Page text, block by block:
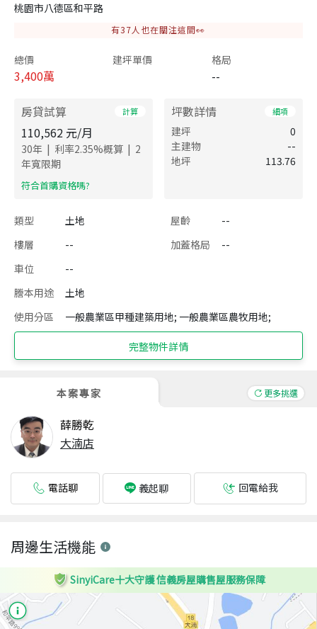
桃園市八德區和平路
有37人也在關注這間👀
總價
3,400萬
建坪單價 格局
--
房貸試算 計算
110,562 元/月
30年 | 利率2.35%概算 | 2
年寬限期
​符合首購資格嗎?
坪數詳情 細項
建坪
0
主建物
--
地坪
113.76
類型 土地 屋齡
--
樓層
-- 加蓋格局
--
車位
--
謄本用途
土地
使用分區
一般農業區甲種建築用地; 一般農業區農牧用地;
完整物件詳情
本案專家 更多挑選
薛勝乾
大湳店
電話聊 義起聊 回電給我
周邊生活機能
SinyiCare十大守護 信義房屋購售屋服務保障